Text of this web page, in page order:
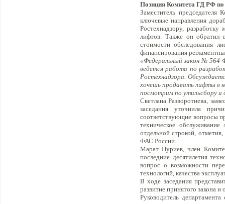
Позиция Комитета ГД РФ
Заместитель
ключевые направления
Ростехнадзору,
лифтов. Также он обратил
стоимости обследования
финансирования
«Федеральный закон № 564-
ведется работа по
Ростехнадзора.
хочешь продавать лифты в
посмотрим по утильсбору и
Светлана Разворотнева,
заседания уточнила
соответствующие вопросы
техническое
отдельной строкой,
ФАС России.
Марат Нуриев, член
последние десятилетия
вопрос о возможности
технологий, качества
В ходе заседания
развитие принятого закона
Руководитель